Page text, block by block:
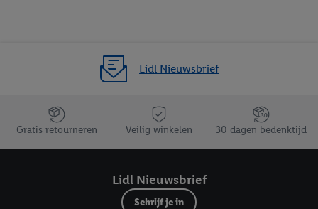
Lidl Nieuwsbrief
Jouw voordelen bij ons als Lidl webshop klant
Gratis retourneren Veilig winkelen 30 dagen bedenktijd
Lidl Nieuwsbrief
Schrijf je in